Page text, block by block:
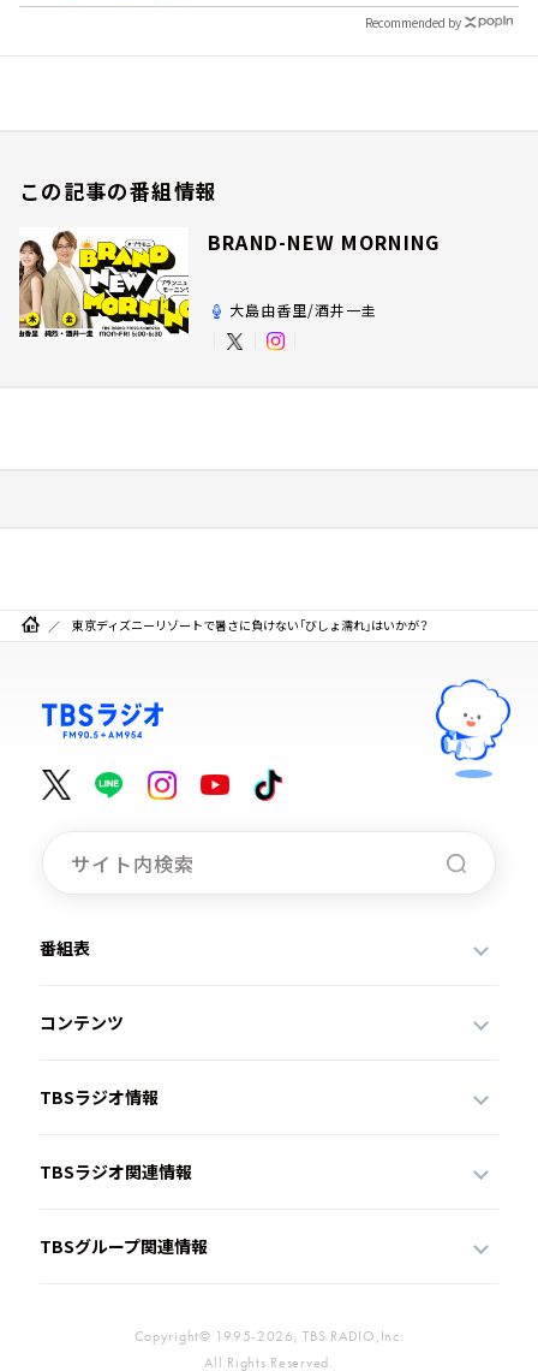
Recommended by
この記事の番組情報
BRAND-NEW MORNING
大島由香里/酒井一圭
東京ディズニーリゾートで暑さに負けない「びしょ濡れ」はいかが？
番組表
コンテンツ
TBSラジオ情報
TBSラジオ関連情報
TBSグループ関連情報
Copyright© 1995-2026, TBS RADIO,Inc.
All Rights Reserved.